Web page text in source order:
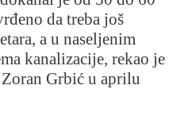
da treba još
a u naseljenim
kanalizacije, rekao je
Grbić u aprilu